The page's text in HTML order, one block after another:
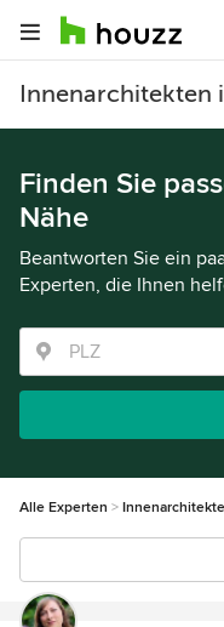
Innenarchitekten
Finden Sie
Nähe
Beantworten Sie ein
Experten, die Ihnen
Alle Experten